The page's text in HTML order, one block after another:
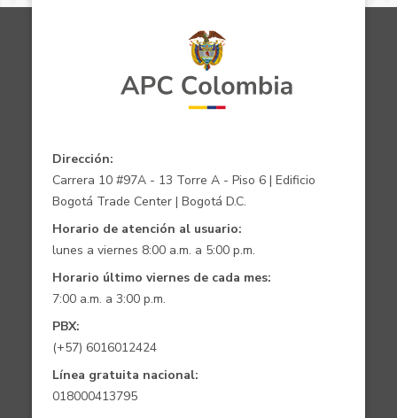
Dirección:
Carrera 10 #97A - 13 Torre A - Piso 6 | Edificio
Bogotá Trade Center | Bogotá D.C.
Horario de atención al usuario:
lunes a viernes 8:00 a.m. a 5:00 p.m.
Horario último viernes de cada mes:
7:00 a.m. a 3:00 p.m.
PBX:
(+57) 6016012424
Línea gratuita nacional:
018000413795